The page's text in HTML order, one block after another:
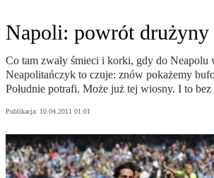
Napoli: powrót drużyny
Co tam zwały śmieci i korki, gdy do Neapolu
Neapolitańczyk to czuje: znów pokażemy
Południe potrafi. Może już tej wiosny. I to
Publikacja: 10.04.2011 01:01